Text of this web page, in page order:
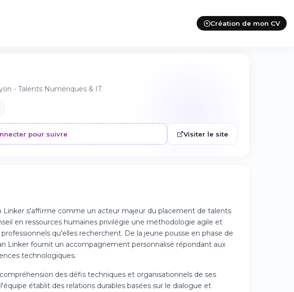
Création de mon CV
- Talents Numériques & IT
pour suivre Visiter le site
Linker s'affirme comme un acteur majeur du placement de talents
en ressources humaines privilégie une méthodologie agile et
qu'elles recherchent. De la jeune pousse en phase de
Linker fournit un accompagnement personnalisé répondant aux
technologiques.
des défis techniques et organisationnels de ses
établit des relations durables basées sur le dialogue et